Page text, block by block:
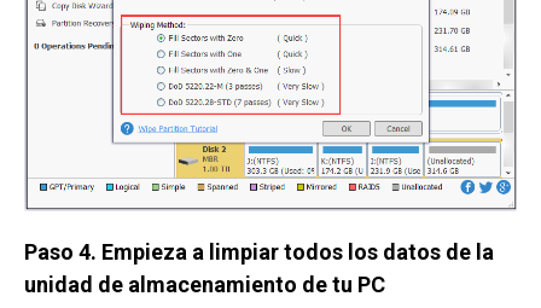
Paso 4. Empieza a limpiar todos los datos de la
unidad de almacenamiento de tu PC